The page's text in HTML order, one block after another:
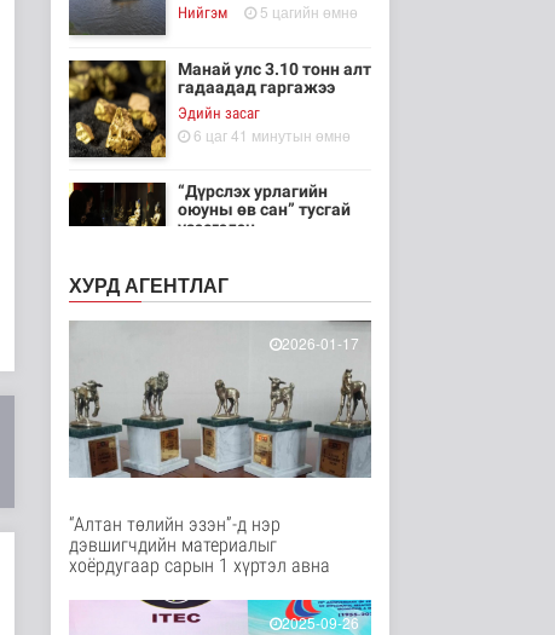
Нийгэм 5 цагийн өмнө
Манай улс 3.10 тонн алт
гадаадад гаргажээ
Эдийн засаг
6 цаг 41 минутын өмнө
“Дүрслэх урлагийн
оюуны өв сан” тусгай
үзэсгэлэн..
7 цаг 30 минутын өмнө
Олон улсын хиймэл
оюуны гуравдугаар
олимпиадаас ..
Нийгэм
7 цаг 20 минутын өмнө
Цэцэрлэгийн цахим
бүртгэл маргааш
эхэлнэ
8 цаг 6 минутын өмнө
Он гарсаар 43,131
импортолжээ
ХУРД АГЕНТЛАГ
2026-01-17
“Алтан төлийн эзэн”-д нэр
дэвшигчдийн материалыг
хоёрдугаар сарын 1 хүртэл авна
2025-09-26